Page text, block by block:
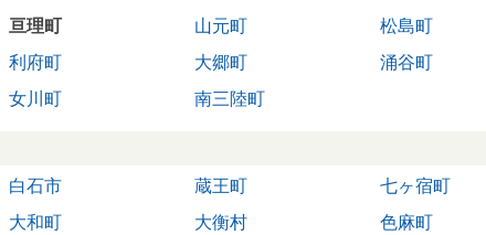
亘理町 山元町
松島町
利府町 大郷町
涌谷町
女川町 南三陸町
白石市 蔵王町
七ヶ宿町
大和町 大衡村
色麻町